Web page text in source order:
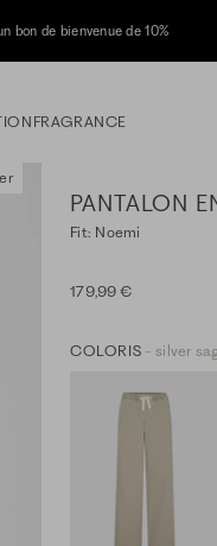
bon de bienvenue de 10%
FRAGRANCE
PANTALON
Fit: Noemi
179,99 €
COLORIS - silver